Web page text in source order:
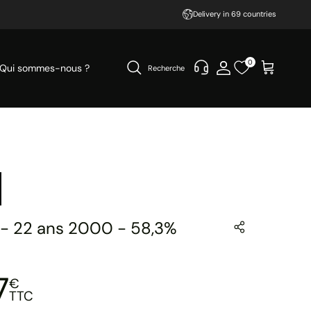
Delivery in 69 countries
Qui sommes-nous ? Recherche
0
- 22 ans 2000 - 58,3%
€
TTC